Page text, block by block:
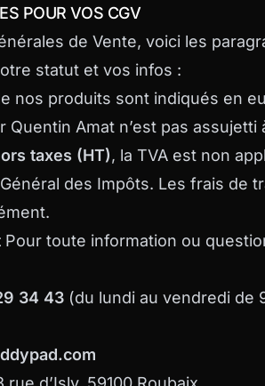
POUR VOS CGV
de Vente, voici les
statut et vos infos :
nos produits sont indiqués en
Amat n’est pas assujetti
taxes (HT), la TVA est non
des Impôts. Les frais de
Pour toute information ou
34 43 (du lundi au vendredi de